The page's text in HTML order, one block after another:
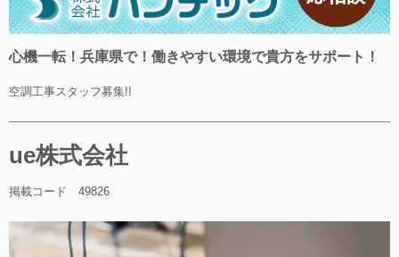
心機一転！兵庫県で！働きやすい環境で貴方をサポート！
空調工事スタッフ募集!!
ue株式会社
掲載コード 49826